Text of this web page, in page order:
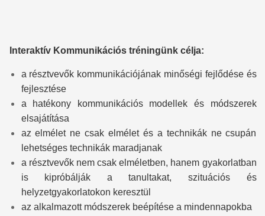
Interaktív Kommunikációs tréningünk célja:
a résztvevők kommunikációjának minőségi fejlődése és
fejlesztése
a hatékony kommunikációs modellek és módszerek
elsajátítása
az elmélet ne csak elmélet és a technikák ne csupán
lehetséges technikák maradjanak
a résztvevők nem csak elméletben, hanem gyakorlatban
is kipróbálják a tanultakat, szituációs és
helyzetgyakorlatokon keresztül
az alkalmazott módszerek beépítése a mindennapokba